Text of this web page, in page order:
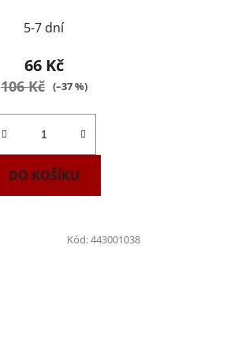
5-7 dní
66 Kč
106 Kč (–37 %)
DO KOŠÍKU
Kód:443001038